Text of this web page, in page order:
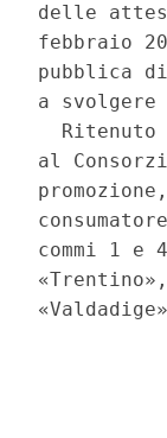
delle
febbraio
pubblica
a
Ritenuto
al
commi 1